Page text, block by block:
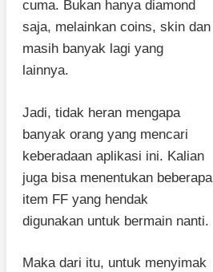
cuma. Bukan hanya diamond
saja, melainkan coins, skin dan
masih banyak lagi yang
lainnya.
Jadi, tidak heran mengapa
banyak orang yang mencari
keberadaan aplikasi ini. Kalian
juga bisa menentukan beberapa
item FF yang hendak
digunakan untuk bermain nanti.
Maka dari itu, untuk menyimak